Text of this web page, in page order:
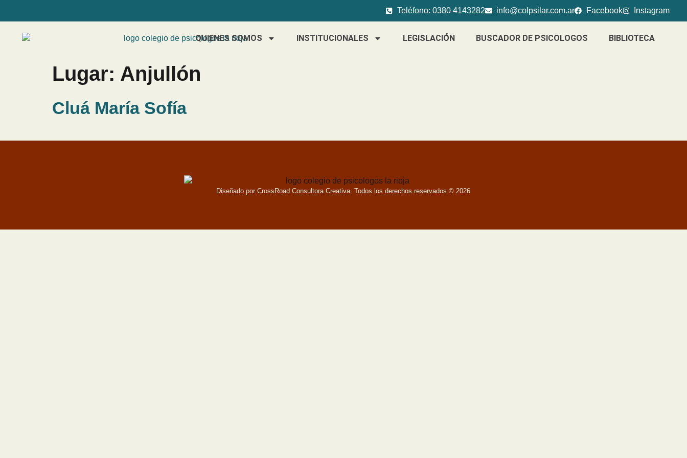
Teléfono: 0380 4143282 info@colpsilar.com.ar Facebook Instagram
QUIENES SOMOS INSTITUCIONALES LEGISLACIÓN BUSCADOR DE PSICOLOGOS BIBLIOTECA
Lugar: Anjullón
Cluá María Sofía
Diseñado por CrossRoad Consultora Creativa. Todos los derechos reservados © 2026